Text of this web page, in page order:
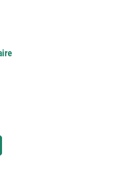
ou diminuer la quantité.